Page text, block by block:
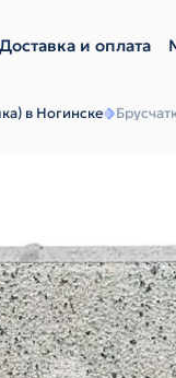
Доставка и оплата
в Ногинске